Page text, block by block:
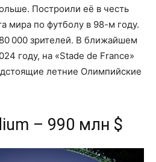
Построили её в честь
мира по футболу в 98-м году.
000 зрителей. В ближайшем
году, на «Stade de France»
летние Олимпийские
– 990 млн $